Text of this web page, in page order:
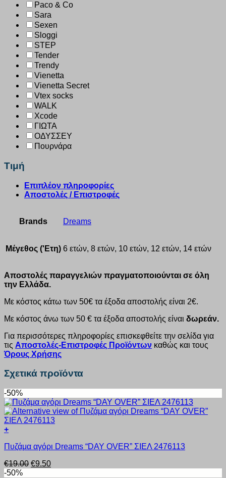
Paco & Co
Sara
Sexen
Sloggi
STEP
Tender
Trendy
Vienetta
Vienetta Secret
Vtex socks
WALK
Xcode
ΓΙΩΤΑ
ΟΔΥΣΣΕΥ
Πουρνάρα
Τιμή
Επιπλέον πληροφορίες
Αποστολές / Επιστροφές
Brands Dreams
Μέγεθος ('Ετη) 6 ετών, 8 ετών, 10 ετών, 12 ετών, 14 ετών
Αποστολές παραγγελιών πραγματοποιούνται σε όλη
την Ελλάδα.
Με κόστος κάτω των 50€ τα έξοδα αποστολής είναι 2€.
Με κόστος άνω των 50 € τα έξοδα αποστολής είναι δωρεάν.
Για περισσότερες πληροφορίες επισκεφθείτε την σελίδα για
τις Αποστολές-Επιστροφές Προϊόντων καθώς και τους
Όρους Χρήσης
Σχετικά προϊόντα
-50%
+
το
έχει
πολλαπλές
Πυζάμα αγόρι Dreams “DAY OVER” ΣΙΕΛ 2476113
€19.00 Original
€9.50Η
-50%